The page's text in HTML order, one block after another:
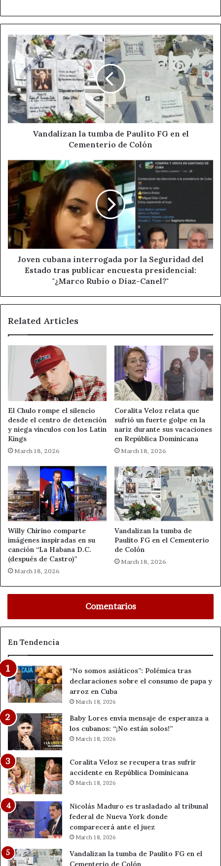
Vandalizan
tumba
de
Paulito
FG
en
el
Cementerio
Vandalizan la tumba de Paulito FG en el
Cementerio de Colón
Joven
cubana
interrogada
por
la
Seguridad
del
Estado
tras
publicar
encuesta
Rubio
Díaz-
Joven cubana interrogada por la Seguridad del
Estado tras publicar encuesta presidencial:
"¿Marco Rubio o Díaz-Canel?"
Related Articles
El Chulo rompe el silencio
desde el centro de detención
y niega vínculos con los Latin
Kings
March 18, 2026
Coralita Veloz relata que
sufrió un fuerte golpe en la
nariz durante sus vacaciones
en República Dominicana
March 18, 2026
Willy Chirino comparte
imágenes inspiradas en su
canción “La Habana D.C.
(después de Castro)”
March 18, 2026
Vandalizan la tumba de
Paulito FG en el Cementerio
de Colón
March 18, 2026
Comentarios
En Tendencia
“No somos asiáticos”: Polémica tras
declaraciones sobre el consumo de papa y
arroz en Cuba
March 18, 2026
Baby Lores envía mensaje de esperanza a
los cubanos: “¡No están solos!”
March 18, 2026
Coralita Veloz se recupera tras sufrir
accidente en República Dominicana
March 18, 2026
Nicolás Maduro es trasladado al tribunal
federal de Nueva York donde
comparecerá ante el juez
March 18, 2026
Vandalizan la tumba de Paulito FG en el
Cementerio de Colón